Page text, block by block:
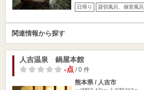
日帰り 貸切風呂、個室風呂
関連情報から探す
人吉温泉 鍋屋本館
-点/ 0 件
熊本県 / 人吉市